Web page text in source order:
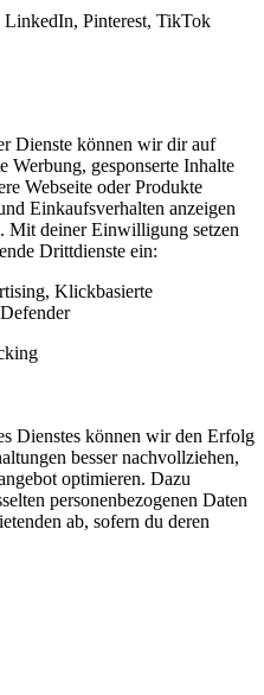
Pinterest, TikTok
Dienste können wir dir auf
Werbung, gesponserte Inhalte
Webseite oder Produkte
Einkaufsverhalten anzeigen
Mit deiner Einwilligung setzen
Drittdienste ein:
Klickbasierte
Dienstes können wir den Erfolg
besser nachvollziehen,
optimieren. Dazu
personenbezogenen Daten
ab, sofern du deren